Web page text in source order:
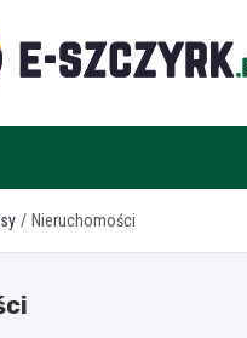
Nieruchomości